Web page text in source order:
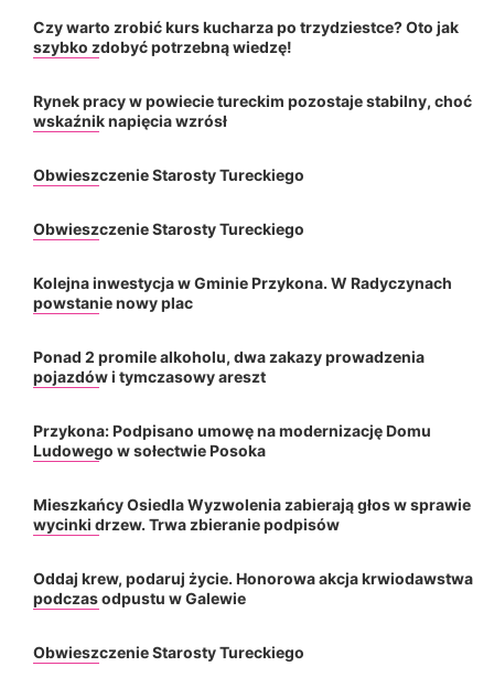
Czy warto zrobić kurs kucharza po trzydziestce? Oto jak
szybko zdobyć potrzebną wiedzę!
Rynek pracy w powiecie tureckim pozostaje stabilny, choć
wskaźnik napięcia wzrósł
Obwieszczenie Starosty Tureckiego
Obwieszczenie Starosty Tureckiego
Kolejna inwestycja w Gminie Przykona. W Radyczynach
powstanie nowy plac
Ponad 2 promile alkoholu, dwa zakazy prowadzenia
pojazdów i tymczasowy areszt
Przykona: Podpisano umowę na modernizację Domu
Ludowego w sołectwie Posoka
Mieszkańcy Osiedla Wyzwolenia zabierają głos w sprawie
wycinki drzew. Trwa zbieranie podpisów
Oddaj krew, podaruj życie. Honorowa akcja krwiodawstwa
podczas odpustu w Galewie
Obwieszczenie Starosty Tureckiego